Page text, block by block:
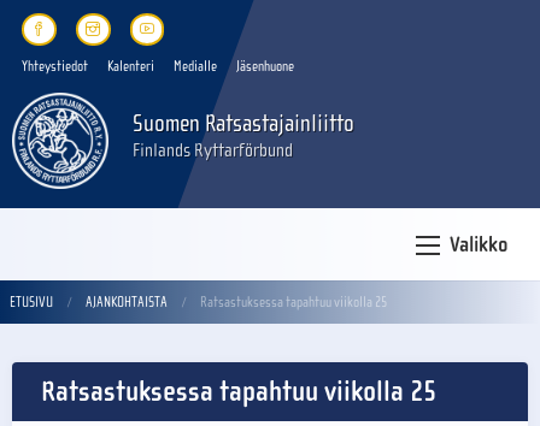
Yhteystiedot Kalenteri Medialle Jäsenhuone
Suomen Ratsastajainliitto
Finlands Ryttarförbund
Valikko
ETUSIVU AJANKOHTAISTA Ratsastuksessa tapahtuu viikolla 25
Ratsastuksessa tapahtuu viikolla 25